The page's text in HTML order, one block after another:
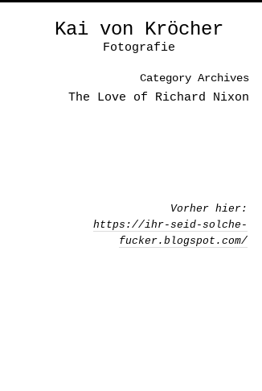
Kai von Kröcher
Fotografie
Category Archives
The Love of Richard Nixon
Vorher hier:
https://ihr-seid-solche-
fucker.blogspot.com/